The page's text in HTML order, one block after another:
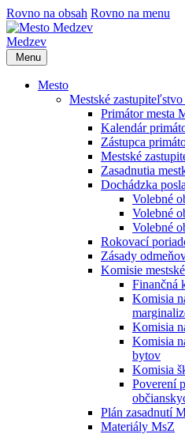
Rovno na obsah Rovno na menu
Medzev
Menu
Mesto
Mestské
Primátor mesta
Kalendár
Zástupca
Mestské
Zasadnutia
Dochádzka
Volebné
Volebné
Volebné
Rokovací
Zásady
Komisie
Finančná
Komisia
Komisia
Komisia
bytov
Komisia
Poverení
Plán zasadnutí
Materiály MsZ